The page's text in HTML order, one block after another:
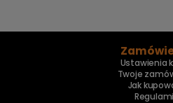
Ustawienia
Twoje
Jak